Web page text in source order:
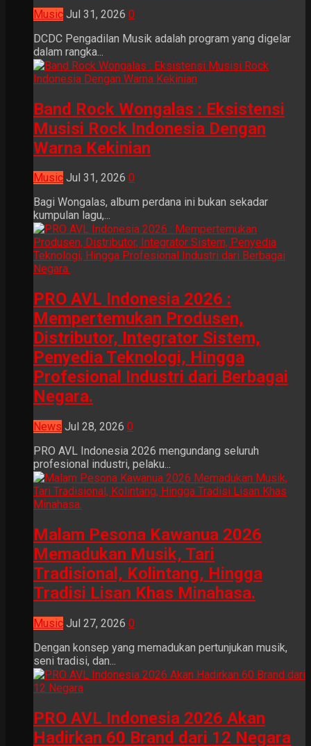
Music Jul 31, 2026 0
DCDC Pengadilan Musik adalah program yang digelar
dalam rangka...
Band Rock Wongalas : Eksistensi
Musisi Rock Indonesia Dengan
Warna Kekinian
Music Jul 31, 2026 0
Bagi Wongalas, album perdana ini bukan sekadar
kumpulan lagu,...
PRO AVL Indonesia 2026 :
Mempertemukan Produsen,
Distributor, Integrator Sistem,
Penyedia Teknologi, Hingga
Profesional Industri dari Berbagai
Negara.
News Jul 28, 2026 0
PRO AVL Indonesia 2026 mengundang seluruh
profesional industri, pelaku...
Malam Pesona Kawanua 2026
Memadukan Musik, Tari
Tradisional, Kolintang, Hingga
Tradisi Lisan Khas Minahasa.
Music Jul 27, 2026 0
Dengan konsep yang memadukan pertunjukan musik,
seni tradisi, dan...
PRO AVL Indonesia 2026 Akan
Hadirkan 60 Brand dari 12 Negara